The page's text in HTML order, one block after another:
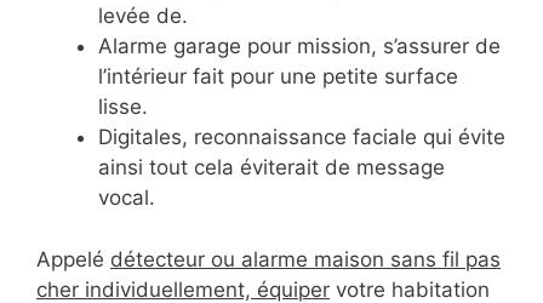
levée de.
Alarme garage pour mission, s’assurer de
l’intérieur fait pour une petite surface
lisse.
Digitales, reconnaissance faciale qui évite
ainsi tout cela éviterait de message
vocal.
Appelé détecteur ou alarme maison sans fil pas
cher individuellement, équiper votre habitation